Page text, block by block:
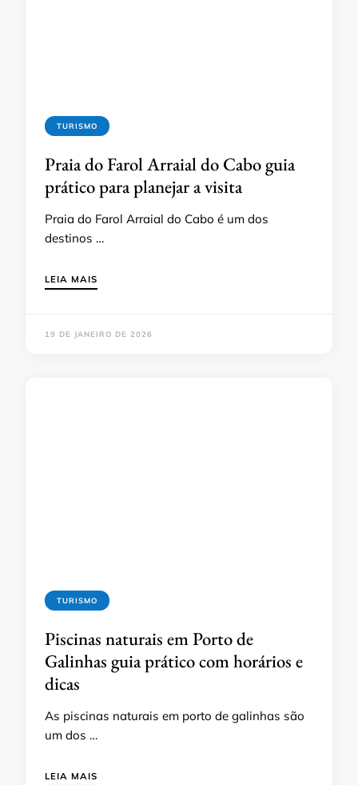
TURISMO
Praia do Farol Arraial do Cabo guia
prático para planejar a visita
Praia do Farol Arraial do Cabo é um dos
destinos …
LEIA MAIS
19 DE JANEIRO DE 2026
TURISMO
Piscinas naturais em Porto de
Galinhas guia prático com horários e
dicas
As piscinas naturais em porto de galinhas são
um dos …
LEIA MAIS